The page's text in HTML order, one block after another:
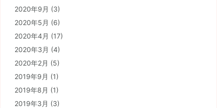
2020年9月 (3)
2020年5月 (6)
2020年4月 (17)
2020年3月 (4)
2020年2月 (5)
2019年9月 (1)
2019年8月 (1)
2019年3月 (3)